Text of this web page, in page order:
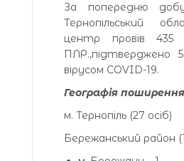
За попередню
Тернопільський
центр провів 435
ПЛР.,підтверджено
вірусом COVID-19.
Географія
м. Тернопіль (27 осіб)
Бережанський район